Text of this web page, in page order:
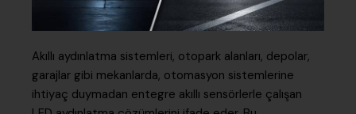
Akıllı aydınlatma sistemleri, otopark alanları, depolar,
garajlar gibi mekanlarda, otomasyon sistemlerine
ihtiyaç duymadan entegre akıllı sensörlerle çalışan